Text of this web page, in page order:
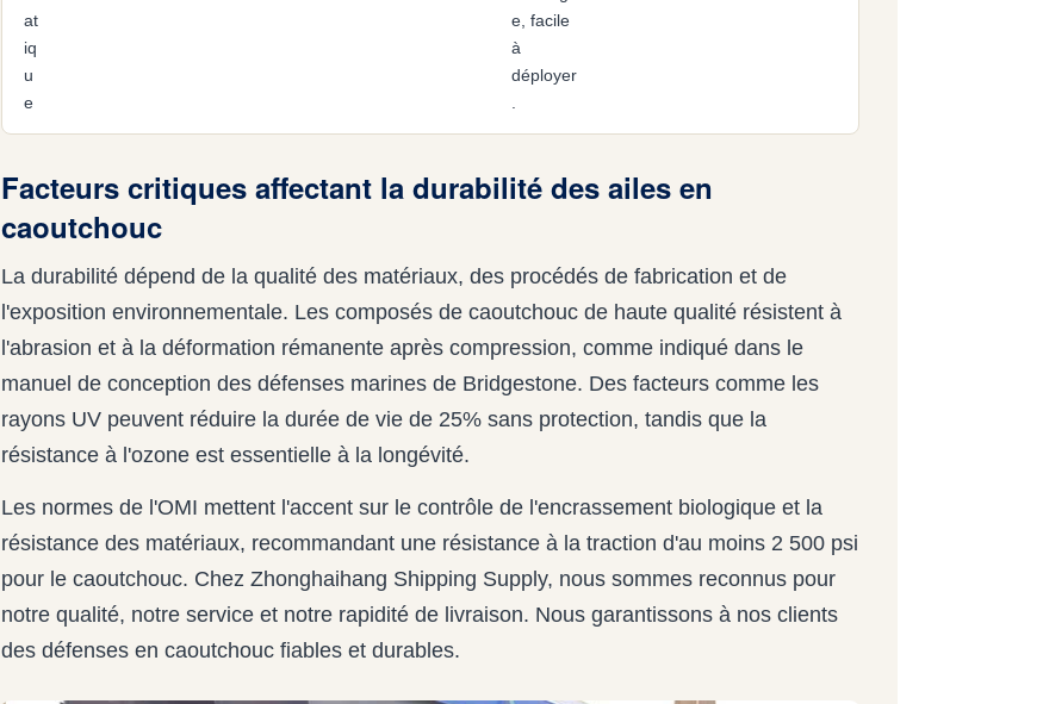
at
iq
u
e
e, facile
à
déployer
Facteurs critiques affectant la durabilité des ailes en
caoutchouc
La durabilité dépend de la qualité des matériaux, des procédés de fabrication et de
l'exposition environnementale. Les composés de caoutchouc de haute qualité résistent à
l'abrasion et à la déformation rémanente après compression, comme indiqué dans le
manuel de conception des défenses marines de Bridgestone. Des facteurs comme les
rayons UV peuvent réduire la durée de vie de 25% sans protection, tandis que la
résistance à l'ozone est essentielle à la longévité.
Les normes de l'OMI mettent l'accent sur le contrôle de l'encrassement biologique et la
résistance des matériaux, recommandant une résistance à la traction d'au moins 2 500 psi
pour le caoutchouc. Chez Zhonghaihang Shipping Supply, nous sommes reconnus pour
notre qualité, notre service et notre rapidité de livraison. Nous garantissons à nos clients
des défenses en caoutchouc fiables et durables.